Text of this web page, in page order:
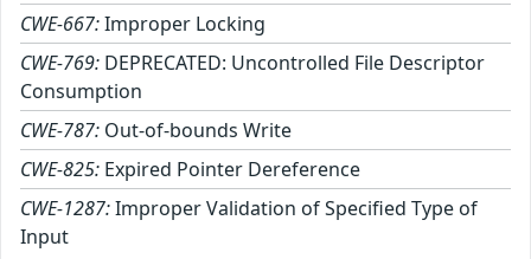
CWE-667:Improper Locking
CWE-769: DEPRECATED: Uncontrolled File Descriptor
Consumption
CWE-787: Out-of-bounds Write
CWE-825: Expired Pointer Dereference
CWE-1287:Improper Validation of Specified Type of
Input